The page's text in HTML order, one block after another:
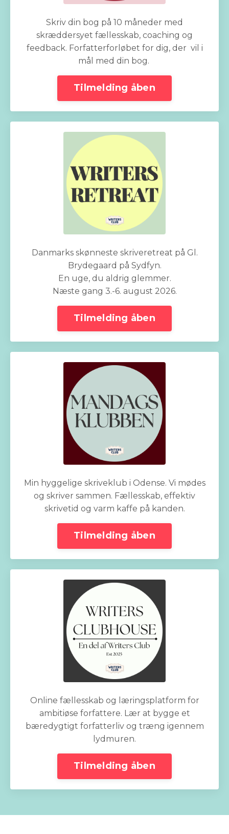
Skriv din bog på 10 måneder med
skræddersyet fællesskab, coaching og
feedback. Forfatterforløbet for dig, der vil i
mål med din bog.
Tilmelding åben
Danmarks skønneste skriveretreat på Gl.
Brydegaard på Sydfyn.
En uge, du aldrig glemmer.
Næste gang 3.-6. august 2026.
Tilmelding åben
Min hyggelige skriveklub i Odense. Vi mødes
og skriver sammen. Fællesskab, effektiv
skrivetid og varm kaffe på kanden.
Tilmelding åben
Online fællesskab og læringsplatform for
ambitiøse forfattere. Lær at bygge et
bæredygtigt forfatterliv og træng igennem
lydmuren.
Tilmelding åben